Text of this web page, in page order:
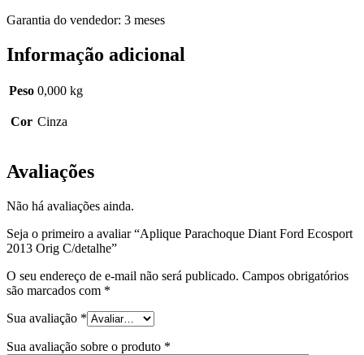
Garantia do vendedor: 3 meses
Informação adicional
Peso 0,000 kg
Cor Cinza
Avaliações
Não há avaliações ainda.
Seja o primeiro a avaliar “Aplique Parachoque Diant Ford Ecosport
2013 Orig C/detalhe”
O seu endereço de e-mail não será publicado. Campos obrigatórios
são marcados com *
Sua avaliação *
Sua avaliação sobre o produto *